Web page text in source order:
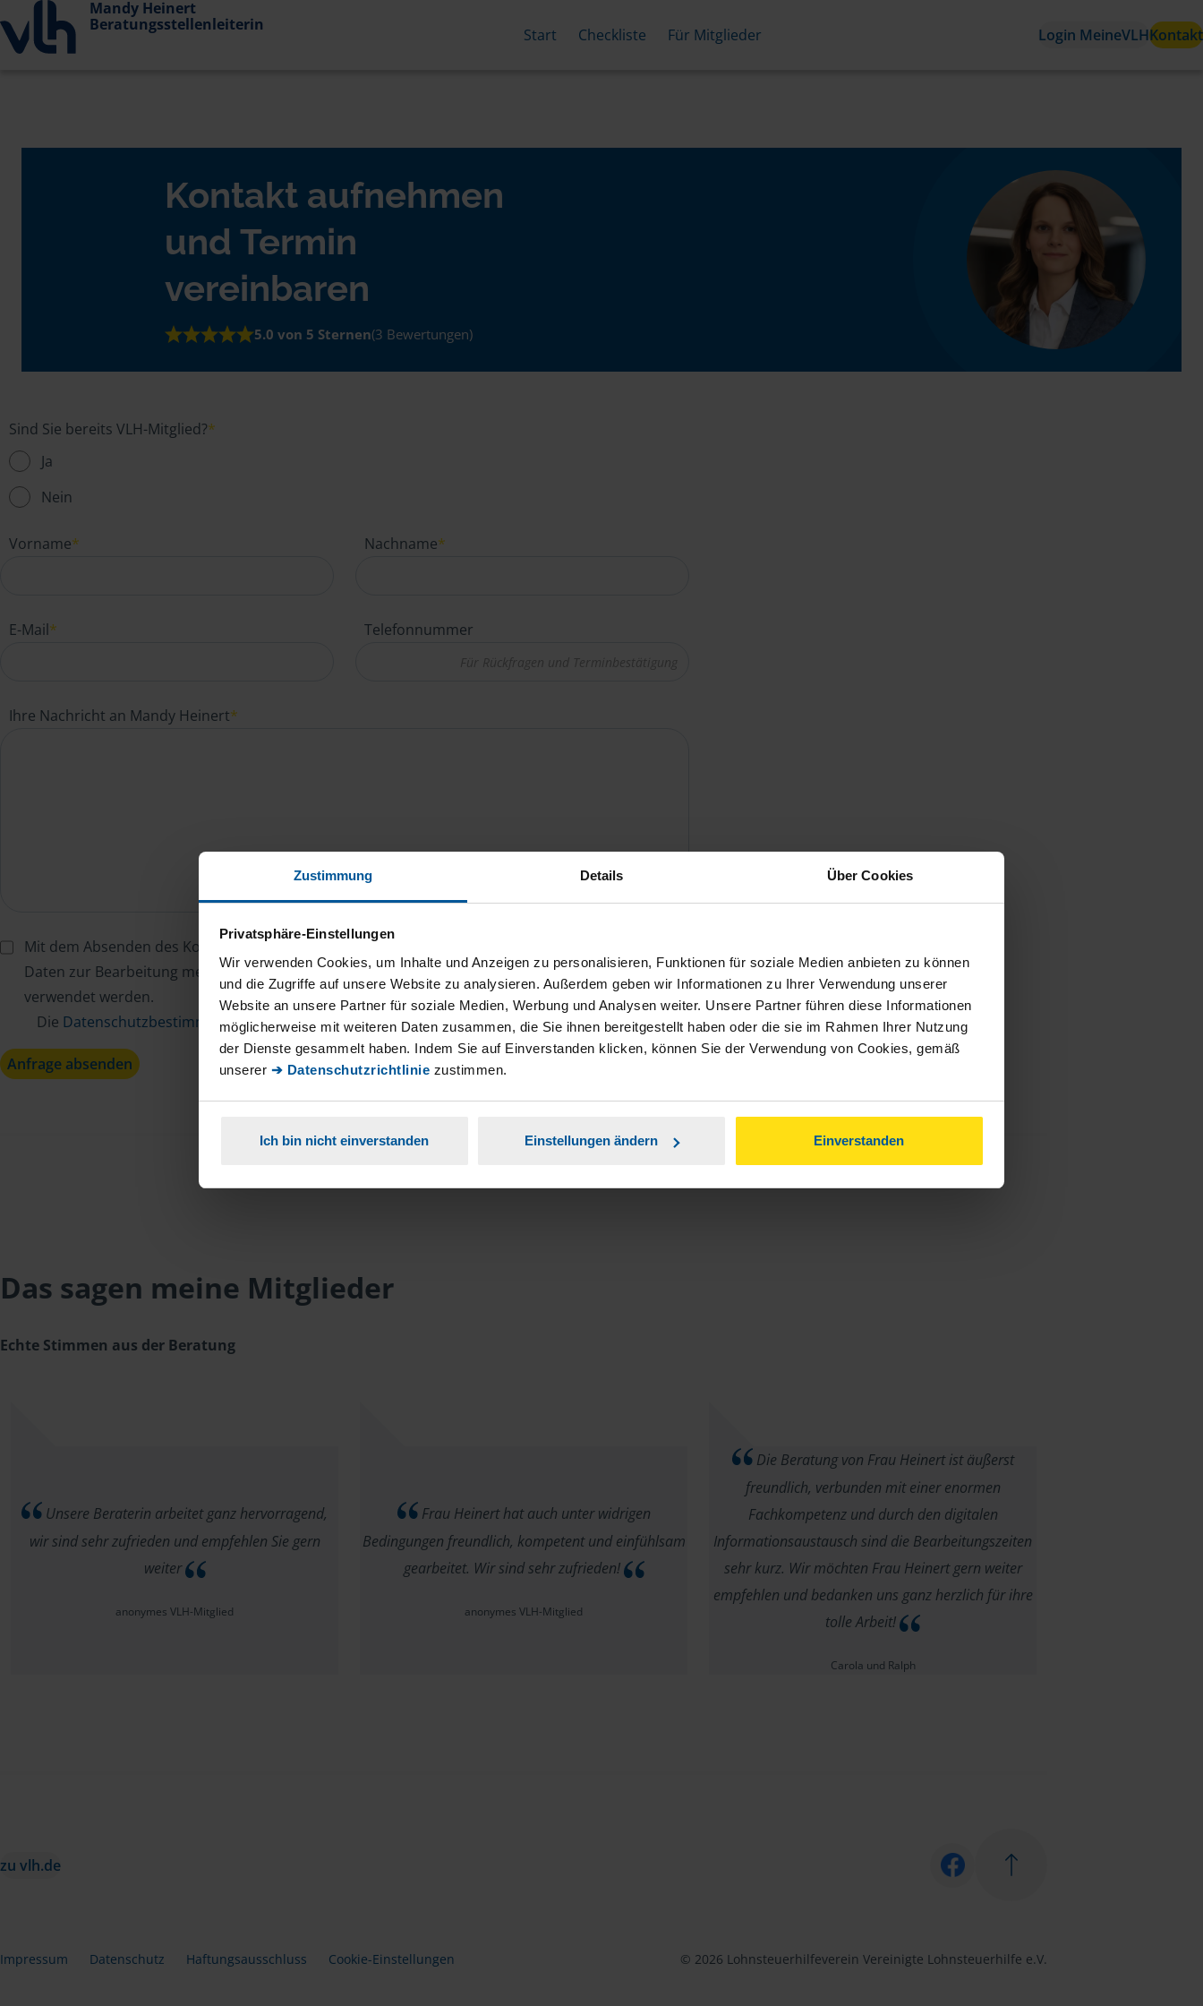
Zustimmung Details Über Cookies
Privatsphäre-Einstellungen
Wir verwenden Cookies, um Inhalte und Anzeigen zu personalisieren, Funktionen für soziale Medien anbieten zu können
und die Zugriffe auf unsere Website zu analysieren. Außerdem geben wir Informationen zu Ihrer Verwendung unserer
Website an unsere Partner für soziale Medien, Werbung und Analysen weiter. Unsere Partner führen diese Informationen
möglicherweise mit weiteren Daten zusammen, die Sie ihnen bereitgestellt haben oder die sie im Rahmen Ihrer Nutzung
der Dienste gesammelt haben. Indem Sie auf Einverstanden klicken, können Sie der Verwendung von Cookies, gemäß
unserer ➔ Datenschutzrichtlinie zustimmen.
Ich bin nicht einverstanden Einstellungen ändern Einverstanden
Mandy Heinert
Beratungsstellenleiterin
Start Checkliste Für Mitglieder Login MeineVLHKontakt
Kontakt aufnehmen
und Termin
vereinbaren
5.0 von 5 Sternen(3 Bewertungen)
Sind Sie bereits VLH-Mitglied?*
Ja
Nein
Vorname* Nachname*
E-Mail* Telefonnummer
Ihre Nachricht an Mandy Heinert*
Mit dem Absenden des Kontaktformulars erkläre ich mich damit einverstanden, dass meine
Daten zur Bearbeitung meines Anliegens sowie zur internen Analyse der Zugriffsquelle
verwendet werden.
Die Datenschutzbestimmungenhabe ich zur Kenntnis genommen.*
Anfrage absenden
Das sagen meine Mitglieder
Echte Stimmen aus der Beratung
Unsere Beraterin arbeitet ganz hervorragend,
wir sind sehr zufrieden und empfehlen Sie gern
weiter
anonymes VLH-Mitglied
Frau Heinert hat auch unter widrigen
Bedingungen freundlich, kompetent und einfühlsam
gearbeitet. Wir sind sehr zufrieden!
anonymes VLH-Mitglied
Die Beratung von Frau Heinert ist äußerst
freundlich, verbunden mit einer enormen
Fachkompetenz und durch den digitalen
Informationsaustausch sind die Bearbeitungszeiten
sehr kurz. Wir möchten Frau Heinert gern weiter
empfehlen und bedanken uns ganz herzlich für ihre
tolle Arbeit!
Carola und Ralph
zu vlh.de
Impressum Datenschutz Haftungsausschluss Cookie-Einstellungen © 2026 Lohnsteuerhilfeverein Vereinigte Lohnsteuerhilfe e.V.